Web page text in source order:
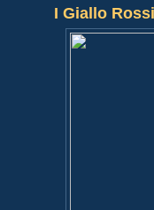
I Giallo Rossi